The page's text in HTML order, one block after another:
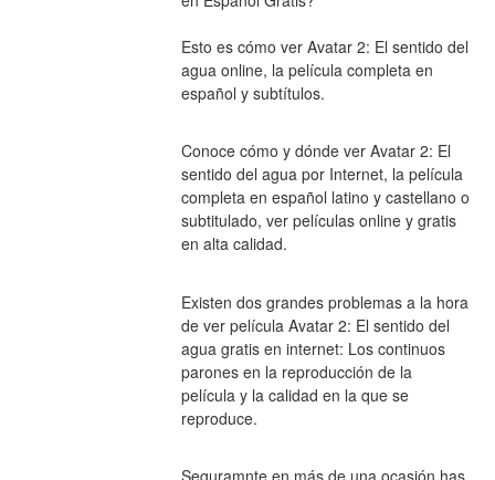
Esto es cómo ver Avatar 2: El sentido del
agua online, la película completa en
español y subtítulos.
Conoce cómo y dónde ver Avatar 2: El
sentido del agua por Internet, la película
completa en español latino y castellano o
subtitulado, ver películas online y gratis
en alta calidad.
Existen dos grandes problemas a la hora
de ver película Avatar 2: El sentido del
agua gratis en internet: Los continuos
parones en la reproducción de la
película y la calidad en la que se
reproduce.